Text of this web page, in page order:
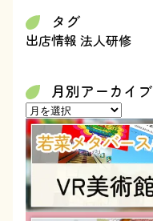
タグ
出店情報 法人研修
月別アーカイブ